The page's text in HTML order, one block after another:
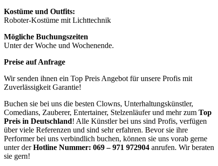
Kostüme und Outfits:
Roboter-Kostüme mit Lichttechnik
Mögliche Buchungszeiten
Unter der Woche und Wochenende.
Preise auf Anfrage
Wir senden ihnen ein Top Preis Angebot für unsere Profis mit
Zuverlässigkeit Garantie!
Buchen sie bei uns die besten Clowns, Unterhaltungskünstler,
Comedians, Zauberer, Entertainer, Stelzenläufer und mehr zum Top
Preis in Deutschland! Alle Künstler bei uns sind Profis, verfügen
über viele Referenzen und sind sehr erfahren. Bevor sie ihre
Performer bei uns verbindlich buchen, können sie uns vorab gerne
unter derHotline Nummer: 069 – 971 972904 anrufen. Wir beraten
sie gern!